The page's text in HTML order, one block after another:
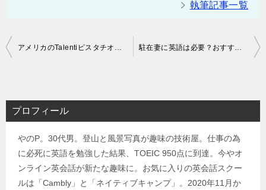
執筆記事一覧
投
ビ
ゲ
プロフィール
やのP。30代男。登山と風景写真が趣味の技術屋。仕事の為
に必死に英語を勉強した結果、TOEIC 950点に到達。今やオ
ンライン英会話が新たな趣味に。お気に入りの英会話スクー
ルは「Cambly」と「ネイティブキャンプ」。2020年11月か